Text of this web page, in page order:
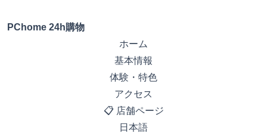
PChome 24h購物
ホーム
基本情報
体験・特色
アクセス
📋 店舗ページ
日本語